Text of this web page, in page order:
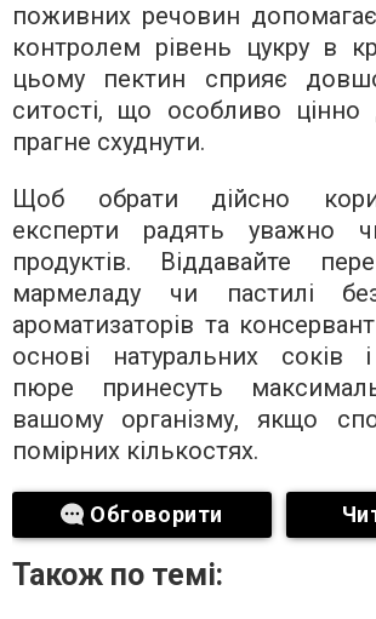
поживних речовин
контролем рівень цукру в
цьому пектин сприяє
ситості, що особливо
прагне схуднути.
Щоб обрати дійсно
експерти радять уважно
продуктів. Віддавайте
мармеладу чи пастилі
ароматизаторів та
основі натуральних соків
пюре принесуть
вашому організму, якщо
помірних кількостях.
Обговорити
Також по темі: